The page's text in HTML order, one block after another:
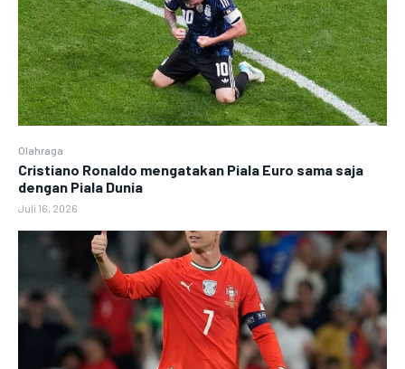
Olahraga
Cristiano Ronaldo mengatakan Piala Euro sama saja
dengan Piala Dunia
Juli 16, 2026